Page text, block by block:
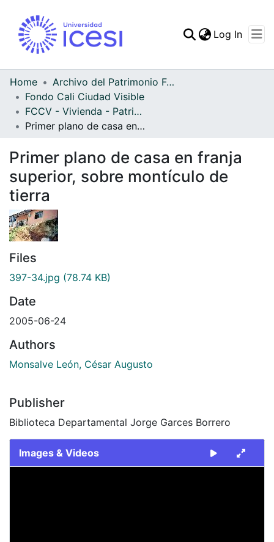
Log In
Home
Archivo del Patrimonio Fotográfico y Fílmico del Valle del Cauca
Fondo Cali Ciudad Visible
FCCV - Vivienda - Patrimonial
Primer plano de casa en franja superior, sobre montículo de tierra
Primer plano de casa en franja
superior, sobre montículo de
tierra
Files
397-34.jpg (78.74 KB)
Date
2005-06-24
Authors
Monsalve León, César Augusto
Publisher
Biblioteca Departamental Jorge Garces Borrero
Images & Videos